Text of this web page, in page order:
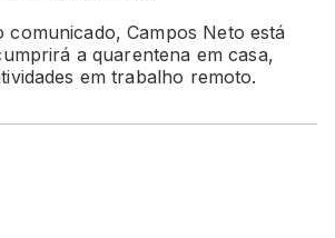
comunicado, Campos Neto está
a quarentena em casa,
em trabalho remoto.